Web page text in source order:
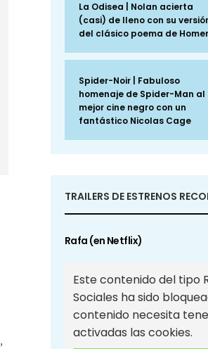
,
La Odisea | Nolan acierta
(casi) de lleno con su
del clásico poema de
Spider-Noir | Fabuloso
homenaje de Spider-Man al
mejor cine negro con un
fantástico Nicolas Cage
TRAILERS DE ESTRENOS
Rafa (en Netflix)
Este contenido del tipo
Sociales ha sido
contenido necesita
activadas las cookies.